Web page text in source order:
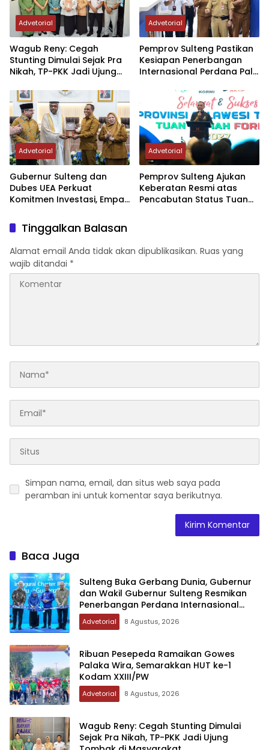
Advetorial
Wagub Reny: Cegah
Stunting Dimulai Sejak Pra
Nikah, TP-PKK Jadi Ujung
Advetorial
Pemprov Sulteng Pastikan
Kesiapan Penerbangan
Internasional Perdana Palu
Advetorial
Gubernur Sulteng dan
Dubes UEA Perkuat
Komitmen Investasi, Empat
Advetorial
Pemprov Sulteng Ajukan
Keberatan Resmi atas
Pencabutan Status Tuan
Tinggalkan Balasan
Alamat email Anda tidak akan dipublikasikan. Ruas yang
wajib ditandai *
Simpan nama, email, dan situs web saya pada
peramban ini untuk komentar saya berikutnya.
Baca Juga
Sulteng Buka Gerbang Dunia, Gubernur
dan Wakil Gubernur Sulteng Resmikan
Penerbangan Perdana Internasional
Palu-Guangzhou
Advetorial 8 Agustus, 2026
Ribuan Pesepeda Ramaikan Gowes
Palaka Wira, Semarakkan HUT ke-1
Kodam XXIII/PW
Advetorial 8 Agustus, 2026
Wagub Reny: Cegah Stunting Dimulai
Sejak Pra Nikah, TP-PKK Jadi Ujung